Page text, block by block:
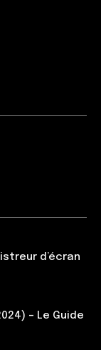
d’écran
– Le Guide